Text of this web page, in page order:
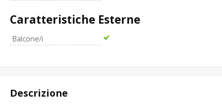
Caratteristiche Esterne
Balcone/i
Descrizione